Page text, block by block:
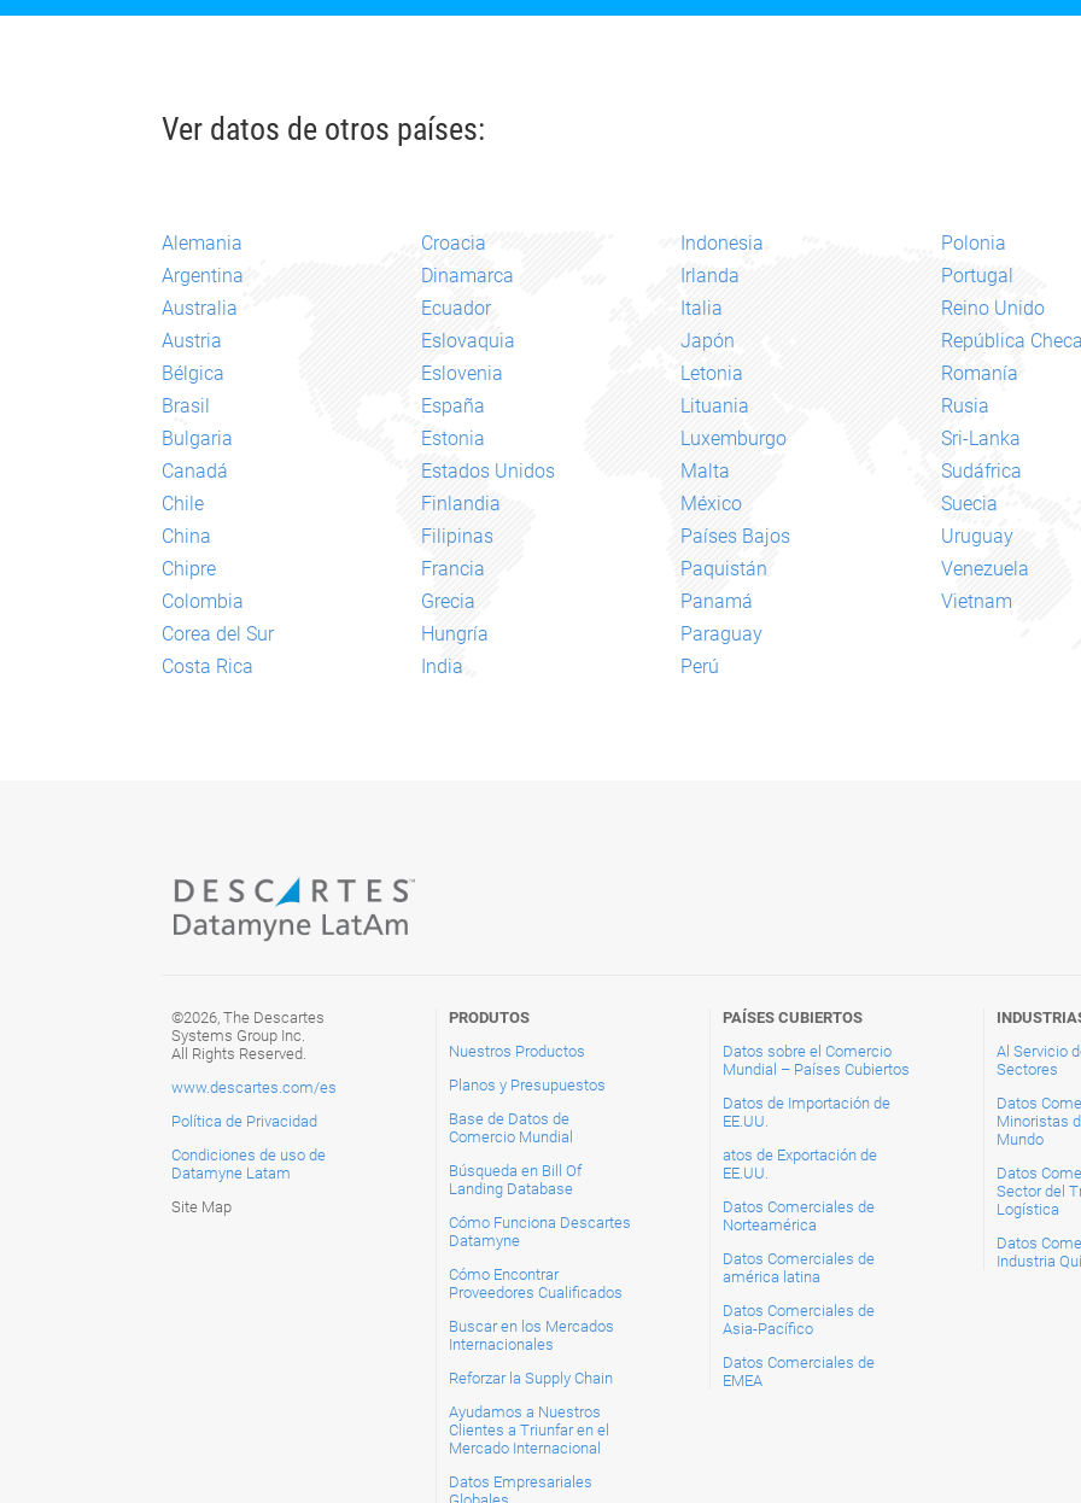
Ver datos de otros países:
Alemania
Argentina
Australia
Austria
Bélgica
Brasil
Bulgaria
Canadá
Chile
China
Chipre
Colombia
Corea del Sur
Costa Rica
Croacia
Dinamarca
Ecuador
Eslovaquia
Eslovenia
España
Estonia
Estados Unidos
Finlandia
Filipinas
Francia
Grecia
Hungría
India
Indonesia
Irlanda
Italia
Japón
Letonia
Lituania
Luxemburgo
Malta
México
Países Bajos
Paquistán
Panamá
Paraguay
Perú
Polonia
Portugal
Reino Unido
República
Romanía
Rusia
Sri-Lanka
Sudáfrica
Suecia
Uruguay
Venezuela
Vietnam
©2026, The Descartes
Systems Group Inc.
All Rights Reserved.
www.descartes.com/es
Política de Privacidad
Condiciones de uso de
Datamyne Latam
Site Map
PRODUTOS
Nuestros Productos
Planos y Presupuestos
Base de Datos de
Comercio Mundial
Búsqueda en Bill Of
Landing Database
Cómo Funciona Descartes
Datamyne
Cómo Encontrar
Proveedores Cualificados
Buscar en los Mercados
Internacionales
Reforzar la Supply Chain
Ayudamos a Nuestros
Clientes a Triunfar en el
Mercado Internacional
Datos Empresariales
PAÍSES CUBIERTOS
Datos sobre el Comercio
Mundial – Países Cubiertos
Datos de Importación de
EE.UU.
atos de Exportación de
EE.UU.
Datos Comerciales de
Norteamérica
Datos Comerciales de
américa latina
Datos Comerciales de
Asia-Pacífico
Datos Comerciales de
EMEA
Al Servicio
Sectores
Datos
Minoristas
Mundo
Datos
Sector del
Logística
Datos
Industria